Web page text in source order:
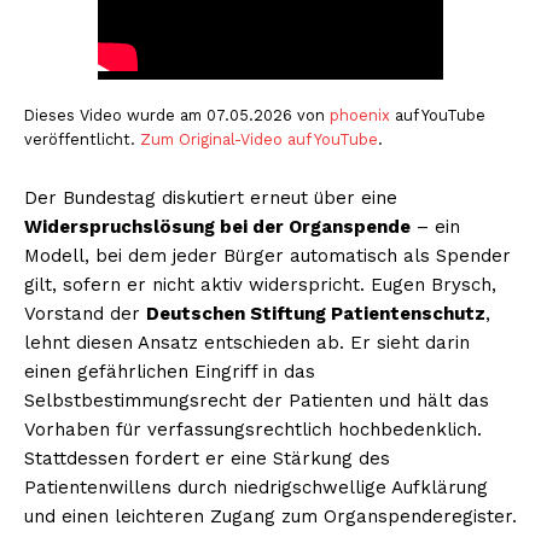
Dieses Video wurde am 07.05.2026 von phoenix auf YouTube
veröffentlicht. Zum Original-Video auf YouTube.
Der Bundestag diskutiert erneut über eine
Widerspruchslösung bei der Organspende – ein
Modell, bei dem jeder Bürger automatisch als Spender
gilt, sofern er nicht aktiv widerspricht. Eugen Brysch,
Vorstand der Deutschen Stiftung Patientenschutz,
lehnt diesen Ansatz entschieden ab. Er sieht darin
einen gefährlichen Eingriff in das
Selbstbestimmungsrecht der Patienten und hält das
Vorhaben für verfassungsrechtlich hochbedenklich.
Stattdessen fordert er eine Stärkung des
Patientenwillens durch niedrigschwellige Aufklärung
und einen leichteren Zugang zum Organspenderegister.